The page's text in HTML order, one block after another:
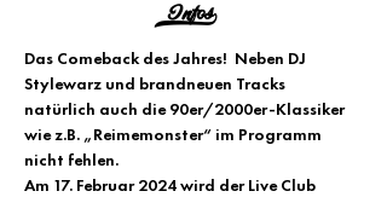
Infos>
Das Comeback des Jahres!  Neben DJ
Stylewarz und brandneuen Tracks
natürlich auch die 90er/2000er-Klassiker
wie z.B. „Reimemonster“ im Programm
nicht fehlen.
Am 17. Februar 2024 wird der Live Club